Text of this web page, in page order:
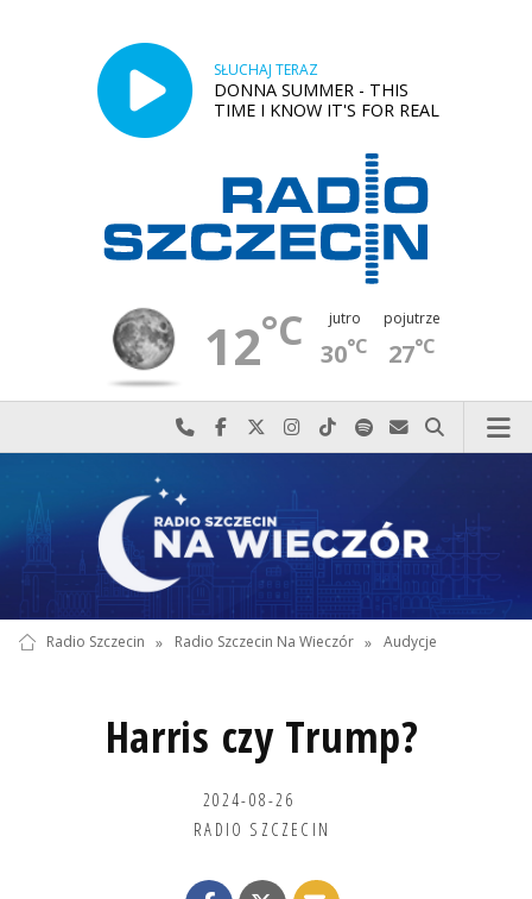
SŁUCHAJ TERAZ
DONNA SUMMER - THIS
TIME I KNOW IT'S FOR REAL
12°C jutro
30°C
pojutrze
27°C
Najlepiej po prostu do nas zadzwoń
Odwiedź nas na Facebook-u
Odwiedź nas na X
Odwiedź nas na Instagram-ie
Odwiedź nas na TikTok-u
Szukaj nas na Spotify
Wyślij do nas
Szukaj
Radio Szczecin » Radio Szczecin Na Wieczór » Audycje
Harris czy Trump?
2024-08-26
RADIO SZCZECIN